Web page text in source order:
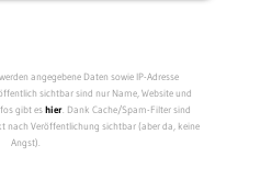
angegebene Daten sowie IP-Adresse
sichtbar sind nur Name, Website und
gibt eshier. Dank Cache/Spam-Filter sind
nach Veröffentlichung sichtbar (aber da, keine
Angst).